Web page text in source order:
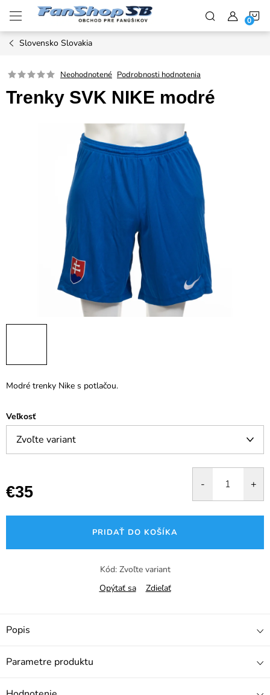
obsah
Slovensko Slovakia
Neohodnotené Podrobnosti hodnotenia
Trenky SVK NIKE modré
Modré trenky Nike s potlačou.
Veľkosť
€35
cena:
PRIDAŤ DO KOŠÍKA
Kód: Zvoľte variant
Opýtať sa
Zdieľať
Popis
Parametre produktu